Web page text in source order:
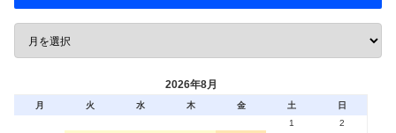
2026年8月
月 火 水 木 金 土
日
1
2